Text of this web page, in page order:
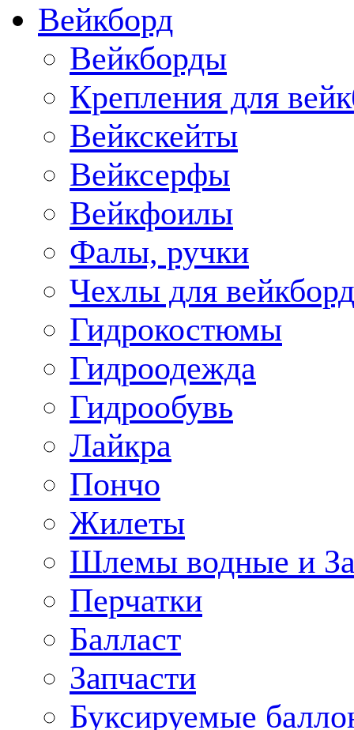
Вейкборд
Вейкборды
Крепления для
Вейкскейты
Вейксерфы
Вейкфоилы
Фалы, ручки
Чехлы для
Гидрокостюмы
Гидроодежда
Гидрообувь
Лайкра
Пончо
Жилеты
Шлемы водные и
Перчатки
Балласт
Запчасти
Буксируемые